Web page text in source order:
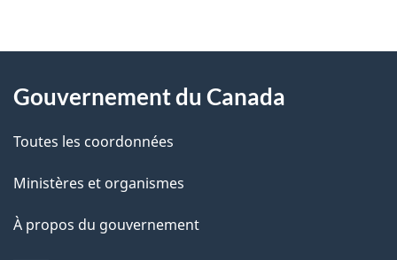
D
t
a
l
s
propos
ce
site
Gouvernement du Canada
Toutes les coordonnées
Ministères et organismes
À propos du gouvernement